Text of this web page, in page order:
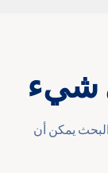
شيء
البحث يمكن أن